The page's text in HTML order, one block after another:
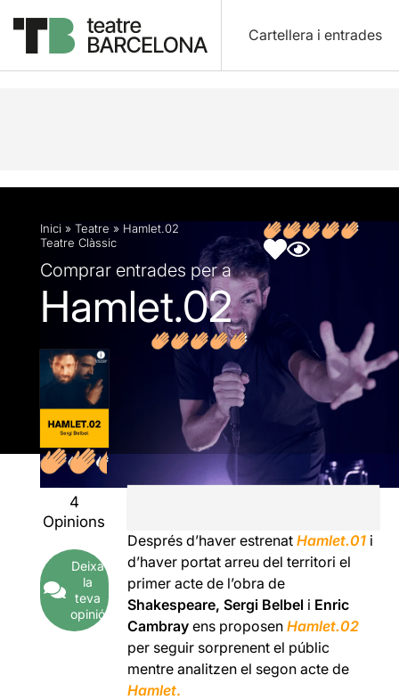
Cartellera i entrades
Descripció Fitxa artística Fotos i vídeos
Inici » Teatre » Hamlet.02
Teatre Clàssic
Comprar entrades per a
Hamlet.02
4
Opinions
Deixa
la
teva
opinió
Després d’haver estrenatHamlet.01 i
d’haver portat arreu del territori el
primer acte de l’obra de
Shakespeare, Sergi Belbel i Enric
Cambray ens proposenHamlet.02
per seguir sorprenent el públic
mentre analitzen el segon acte de
Hamlet.